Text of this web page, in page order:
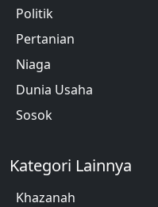
Politik
Pertanian
Niaga
Dunia Usaha
Sosok
Kategori Lainnya
Khazanah